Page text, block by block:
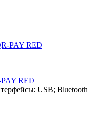
RED
USB; Bluetooth